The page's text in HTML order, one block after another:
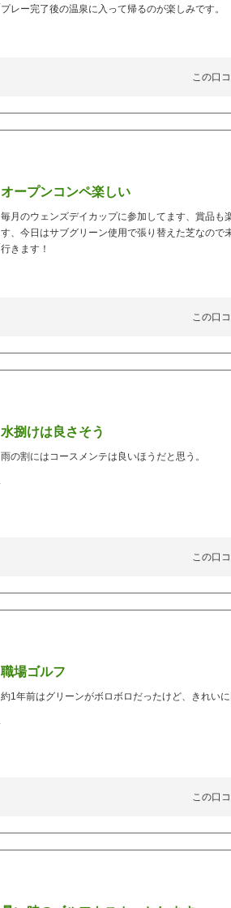
プレー完了後の温泉に入って帰るのが楽しみです。
この口
オープンコンペ楽しい
毎月のウェンズデイカップに参加してます、賞品も
す、今日はサブグリーン使用で張り替えた芝なので
行きます！
この口
水捌けは良さそう
雨の割にはコースメンテは良いほうだと思う。
この口
職場ゴルフ
約1年前はグリーンがボロボロだったけど、きれい
この口